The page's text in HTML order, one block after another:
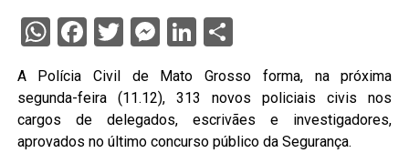
WhatsApp
Facebook
Twitter
Messenger
LinkedIn
Share
A Polícia Civil de Mato Grosso forma, na próxima
segunda-feira (11.12), 313 novos policiais civis nos
cargos de delegados, escrivães e investigadores,
aprovados no último concurso público da Segurança.